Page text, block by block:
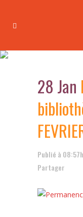
28 Jan
Publié à 08:57h
Partager